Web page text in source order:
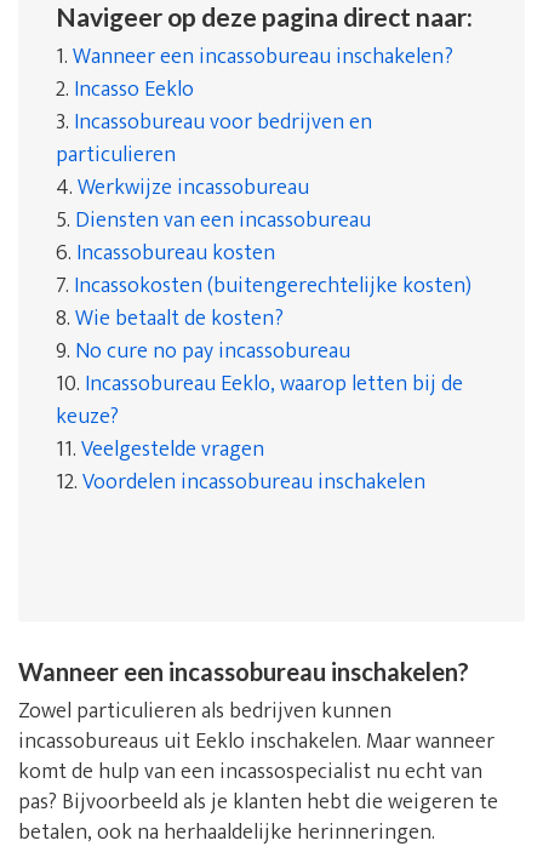
Navigeer op deze pagina direct naar:
1.Wanneer een incassobureau inschakelen?
2. Incasso Eeklo
3. Incassobureau voor bedrijven en
particulieren
4.Werkwijze incassobureau
5. Diensten van een incassobureau
6. Incassobureau kosten
7. Incassokosten (buitengerechtelijke kosten)
8.Wie betaalt de kosten?
9. No cure no pay incassobureau
10. Incassobureau Eeklo, waarop letten bij de
keuze?
11.Veelgestelde vragen
12.Voordelen incassobureau inschakelen
Wanneer een incassobureau inschakelen?
Zowel particulieren als bedrijven kunnen
incassobureaus uit Eeklo inschakelen. Maar wanneer
komt de hulp van een incassospecialist nu echt van
pas? Bijvoorbeeld als je klanten hebt die weigeren te
betalen, ook na herhaaldelijke herinneringen.